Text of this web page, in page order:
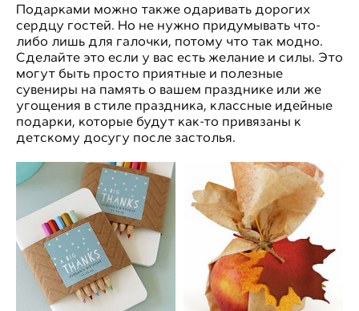
Подарками можно также одаривать дорогих
сердцу гостей. Но не нужно придумывать что-
либо лишь для галочки, потому что так модно.
Сделайте это если у вас есть желание и силы. Это
могут быть просто приятные и полезные
сувениры на память о вашем празднике или же
угощения в стиле праздника, классные идейные
подарки, которые будут как-то привязаны к
детскому досугу после застолья.